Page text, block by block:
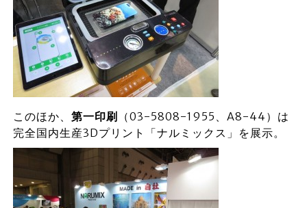
このほか、 第一印刷
（03-5808-1955、A8-44）は
完全国内生産3Dプリント「ナルミックス」を展示。